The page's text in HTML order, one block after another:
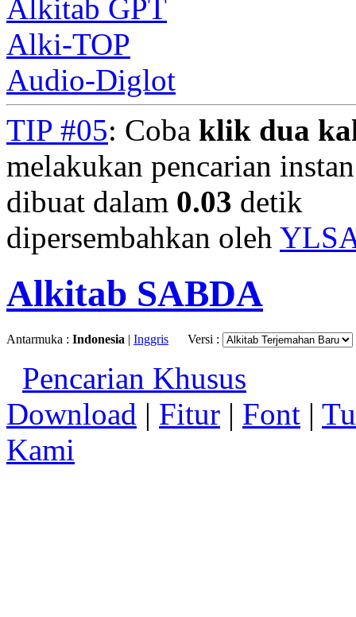
Alkitab GPT
Alki-TOP
Audio-Diglot
TIP #05: Coba klik dua
melakukan pencarian
dibuat dalam 0.03 detik
dipersembahkan oleh
Alkitab SABDA
Antarmuka : Indonesia | Inggris Versi :
Pencarian Khusus
Download | Fitur | Font |
Kami